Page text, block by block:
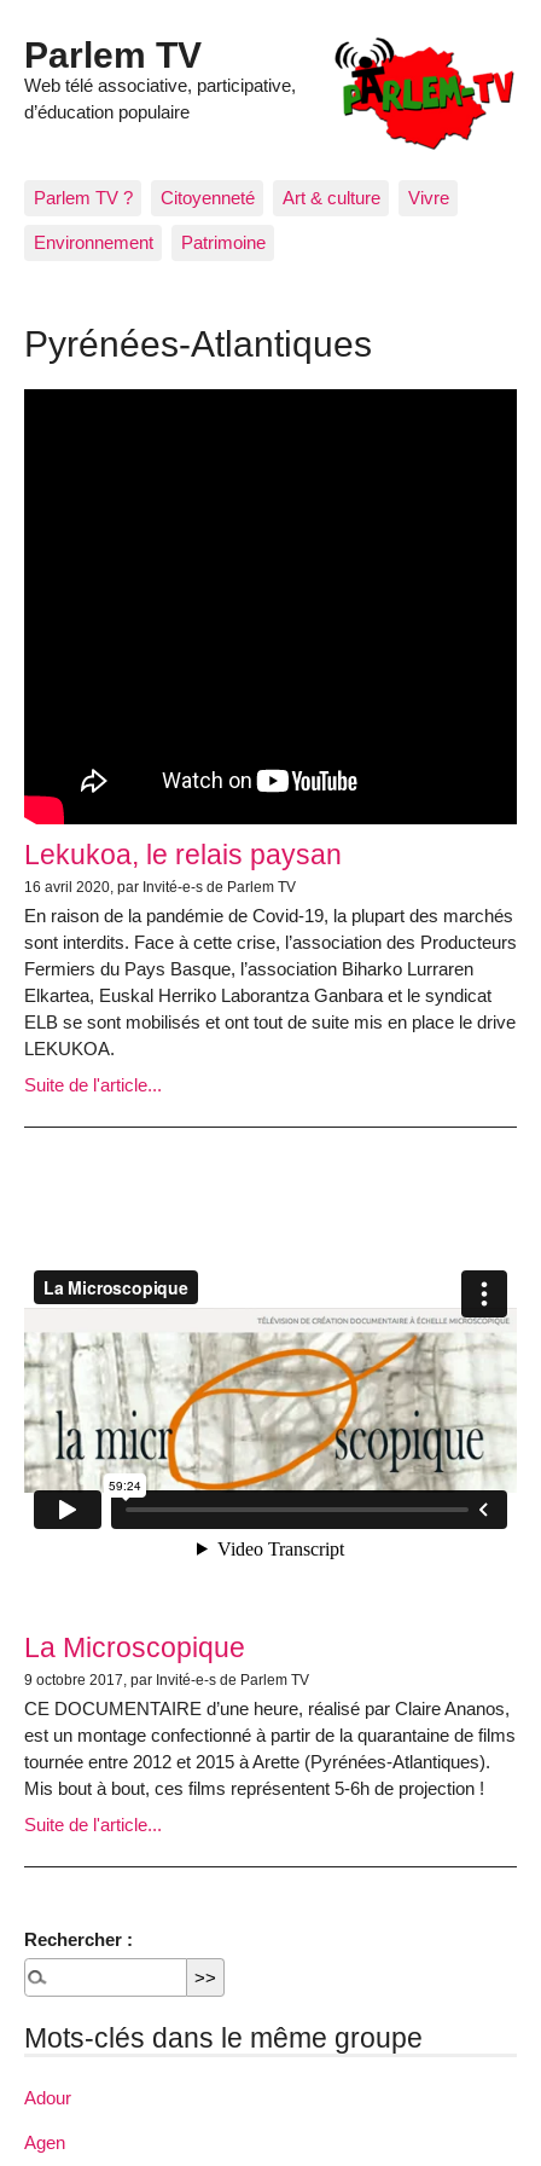
Parlem TV
Web télé associative, participative,
d’éducation populaire
Parlem TV ? Citoyenneté Art & culture Vivre
Environnement Patrimoine
Pyrénées-Atlantiques
Lekukoa, le relais paysan
16 avril 2020, par Invité-e-s de Parlem TV
En raison de la pandémie de Covid-19, la plupart des marchés
sont interdits. Face à cette crise, l’association des Producteurs
Fermiers du Pays Basque, l’association Biharko Lurraren
Elkartea, Euskal Herriko Laborantza Ganbara et le syndicat
ELB se sont mobilisés et ont tout de suite mis en place le drive
LEKUKOA.
Suite de l'article...
La Microscopique
9 octobre 2017, par Invité-e-s de Parlem TV
CE DOCUMENTAIRE d’une heure, réalisé par Claire Ananos,
est un montage confectionné à partir de la quarantaine de films
tournée entre 2012 et 2015 à Arette (Pyrénées-Atlantiques).
Mis bout à bout, ces films représentent 5-6h de projection !
Suite de l'article...
Rechercher :
Mots-clés dans le même groupe
Adour
Agen